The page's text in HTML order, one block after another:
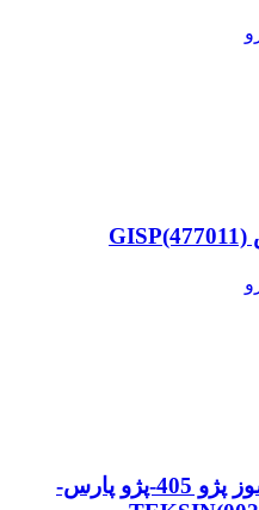
میل سوپاپ فولادی دو گانه سوز پژو 405-پژو پارس-